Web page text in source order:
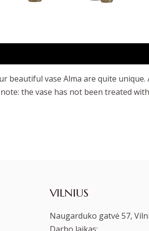
beautiful vase Alma are quite
the vase has not been treated
VILNIUS
Naugarduko gatvė 57,